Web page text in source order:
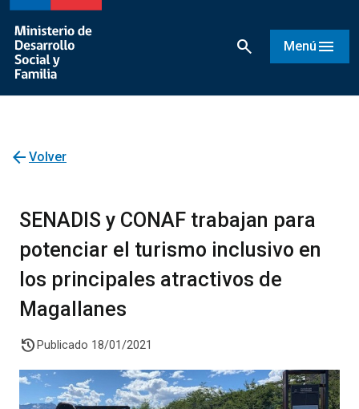
search Menú menu
arrow_back Volver
SENADIS y CONAF trabajan para
potenciar el turismo inclusivo en
los principales atractivos de
Magallanes
history Publicado 18/01/2021